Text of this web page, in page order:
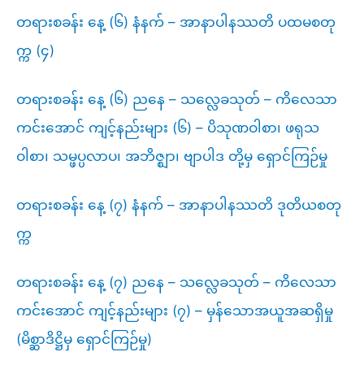
တရားစခန်း နေ့ (၆) နံနက် – အာနာပါနဿတိ ပထမစတု
က္က (၄)
တရားစခန်း နေ့ (၆) ညနေ – သလ္လေခသုတ် – ကိလေသာ
ကင်းအောင် ကျင့်နည်းများ (၆) – ပိသုဏဝါစာ၊ ဖရုသ
ဝါစာ၊ သမ္ဖပ္ပလာပ၊ အဘိဇ္ဈာ၊ ဗျာပါဒ တို့မှ ရှောင်ကြဉ်မှု
တရားစခန်း နေ့ (၇) နံနက် – အာနာပါနဿတိ ဒုတိယစတု
က္က
တရားစခန်း နေ့ (၇) ညနေ – သလ္လေခသုတ် – ကိလေသာ
ကင်းအောင် ကျင့်နည်းများ (၇) – မှန်သောအယူအဆရှိမှု
(မိစ္ဆာဒိဋ္ဌိမှ ရှောင်ကြဉ်မှု)